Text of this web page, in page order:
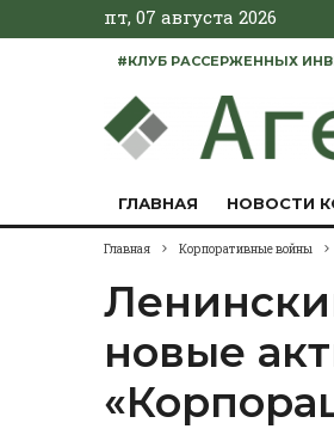
пт, 07 августа 2026
#КЛУБ РАССЕРЖЕННЫХ
ГЛАВНАЯ НОВОСТИ
Главная Корпоративные войны
новые